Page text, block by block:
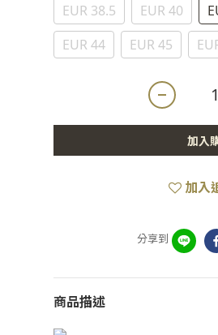
EUR 38.5 EUR 40
EUR 44
EUR 45
加入
加入
分享到
商品描述